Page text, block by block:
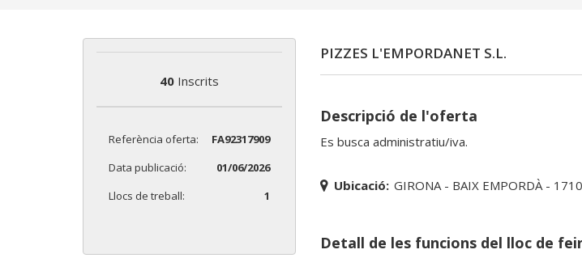
40Inscrits
Referència oferta:
FA92317909
Data publicació:
01/06/2026
Llocs de treball:
1
PIZZES L'EMPORDANET S.L.
Descripció de l'oferta
Es busca administratiu/iva.
Ubicació: GIRONA - BAIX EMPORDÀ -
Detall de les funcions del lloc de